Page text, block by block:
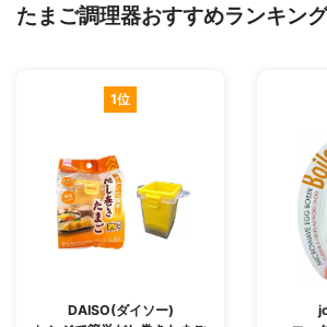
たまご調理器おすすめランキング
1位
DAISO(ダイソー)